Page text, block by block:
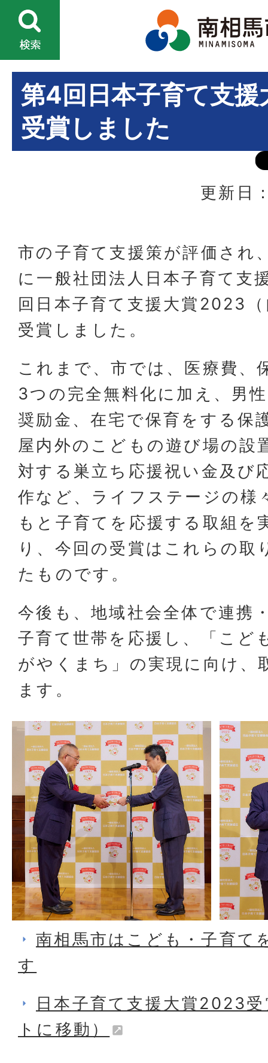
第4回日本子育て支
受賞しました
更新日
市の子育て支援策が評価され
に一般社団法人日本子育て支
回日本子育て支援大賞2023
受賞しました。
これまで、市では、医療費、
3つの完全無料化に加え、男
奨励金、在宅で保育をする保
屋内外のこどもの遊び場の設
対する巣立ち応援祝い金及び
作など、ライフステージの様
もと子育てを応援する取組を
り、今回の受賞はこれらの取
たものです。
今後も、地域社会全体で連携
子育て世帯を応援し、「こど
がやくまち」の実現に向け、
ます。
南相馬市はこども・子育て
す
日本子育て支援大賞2023
トに移動）